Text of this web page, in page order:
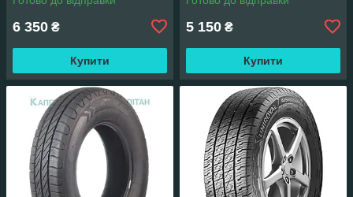
6 350 ₴
Купити
5 150 ₴
Купити